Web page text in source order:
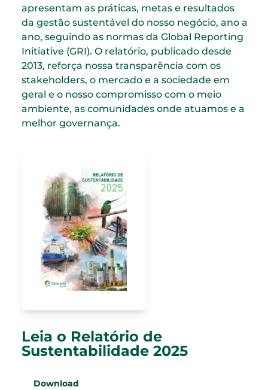
apresentam as práticas, metas e resultados
da gestão sustentável do nosso negócio, ano a
ano, seguindo as normas da Global Reporting
Initiative (GRI). O relatório, publicado desde
2013, reforça nossa transparência com os
stakeholders, o mercado e a sociedade em
geral e o nosso compromisso com o meio
ambiente, as comunidades onde atuamos e a
melhor governança.
Leia o Relatório de
Sustentabilidade 2025
Download